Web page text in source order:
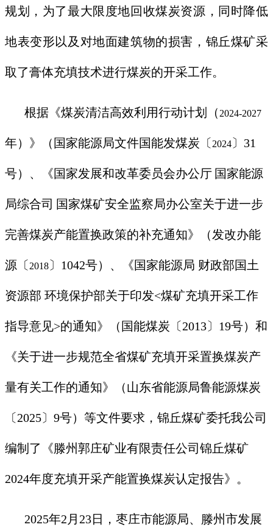
规划，为了最大限度地回收煤炭资源，同时降低
地表变形以及对地面建筑物的损害，锦丘煤矿采
取了膏体充填技术进行煤炭的开采工作。
根据《煤炭清洁高效利用行动计划（ 2024-2027
年）》 （ 国家能源局文件国能发煤炭〔 2024〕 31
号）、 《国家发展和改革委员会办公厅 国家能源
局综合司 国家煤矿安全监察局办公室关于进一步
完善煤炭产能置换政策的补充通知》（发改办能
源〔 2018〕 1042号）、《国家能源局 财政部国土
资源部 环境保护部关于印发<煤矿充填开采工作
指导意见>的通知》（国能煤炭〔2013〕 19号）和
《关于进一步规范全省煤矿充填开采置换煤炭产
量有关工作的通知》（山东省能源局鲁能源煤炭
〔2025〕 9号）等文件要求，锦丘煤矿委托我公司
编制了《滕州郭庄矿业有限责任公司锦丘煤矿
2024年度充填开采产能置换煤炭认定报告》 。
2025年2 月 23日，枣庄市能源局、滕州市发展